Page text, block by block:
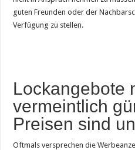
guten Freunden oder der
Verfügung zu stellen.
Lockangebote
vermeintlich
Preisen sind
Oftmals versprechen die